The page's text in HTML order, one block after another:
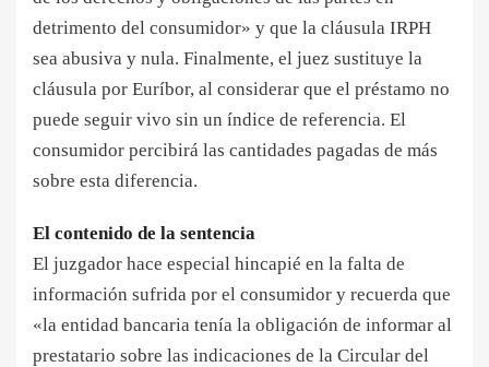
detrimento del consumidor» y que la cláusula IRPH
sea abusiva y nula. Finalmente, el juez sustituye la
cláusula por Euríbor, al considerar que el préstamo no
puede seguir vivo sin un índice de referencia. El
consumidor percibirá las cantidades pagadas de más
sobre esta diferencia.
El contenido de la sentencia
El juzgador hace especial hincapié en la falta de
información sufrida por el consumidor y recuerda que
«la entidad bancaria tenía la obligación de informar al
prestatario sobre las indicaciones de la Circular del